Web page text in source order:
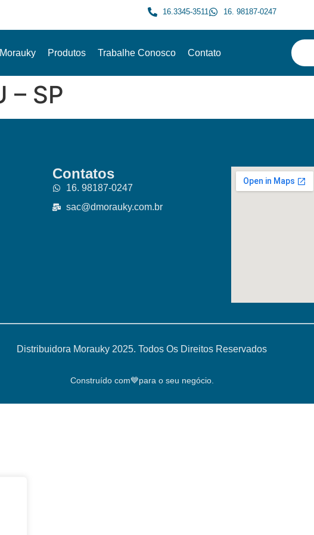
16.3345-3511 16. 98187-0247
Produtos Trabalhe Conosco Contato
– SP
Contatos
16. 98187-0247
sac@dmorauky.com.br
Distribuidora Morauky 2025. Todos Os Direitos Reservados
Construído com💙para o seu negócio.